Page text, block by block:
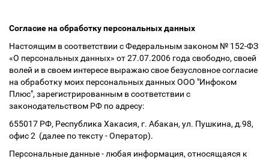
Согласие на обработку персональных данных
Настоящим в соответствии с Федеральным законом № 152-ФЗ
«О персональных данных» от 27.07.2006 года свободно, своей
волей и в своем интересе выражаю свое безусловное согласие
на обработку моих персональных данных ООО "Инфоком
Плюс", зарегистрированным в соответствии с
законодательством РФ по адресу:
655017 РФ, Республика Хакасия, г. Абакан, ул. Пушкина, д.98,
офис 2 (далее по тексту - Оператор).
Персональные данные - любая информация, относящаяся к